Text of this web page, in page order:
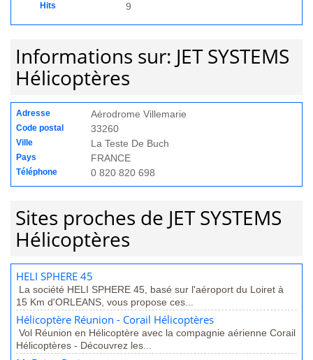
Hits 9
Informations sur: JET SYSTEMS
Hélicoptères
Adresse Aérodrome Villemarie
Code postal 33260
Ville La Teste De Buch
Pays FRANCE
Téléphone 0 820 820 698
Sites proches de JET SYSTEMS
Hélicoptères
HELI SPHERE 45
La société HELI SPHERE 45, basé sur l'aéroport du Loiret à
15 Km d'ORLEANS, vous propose ces...
Hélicoptère Réunion - Corail Hélicoptères
Vol Réunion en Hélicoptère avec la compagnie aérienne Corail
Hélicoptères - Découvrez les...